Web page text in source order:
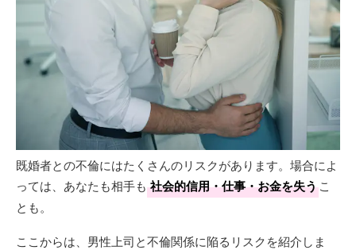
既婚者との不倫にはたくさんのリスクがあります。場合によ
っては、あなたも相手も 社会的信用・仕事・お金を失うこ
とも。
ここからは、男性上司と不倫関係に陥るリスクを紹介しま